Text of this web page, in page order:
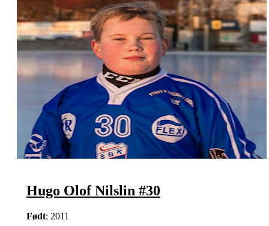
Hugo Olof Nilslin #30
Født: 2011